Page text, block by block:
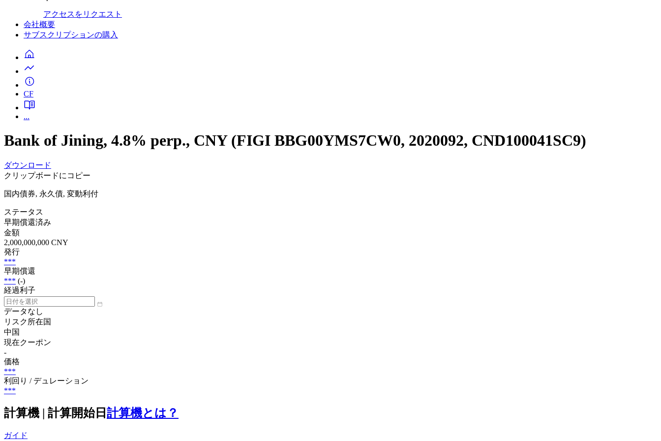
アクセスをリクエスト
会社概要
サブスクリプションの購入
CF
...
Bank of Jining, 4.8% perp., CNY (FIGI BBG00YMS7CW0, 2020092, CND100041SC9)
ダウンロード
クリップボードにコピー
国内債券, 永久債, 変動利付
ステータス
早期償還済み
金額
2,000,000,000 CNY
発行
***
早期償還
*** (-)
経過利子
データなし
リスク所在国
中国
現在クーポン
-
価格
***
利回り / デュレーション
***
計算機 | 計算開始日 計算機とは？
ガイド